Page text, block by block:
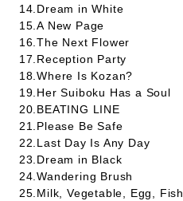
14.Dream in White
15.A New Page
16.The Next Flower
17.Reception Party
18.Where Is Kozan?
19.Her Suiboku Has a Soul
20.BEATING LINE
21.Please Be Safe
22.Last Day Is Any Day
23.Dream in Black
24.Wandering Brush
25.Milk, Vegetable, Egg, Fish